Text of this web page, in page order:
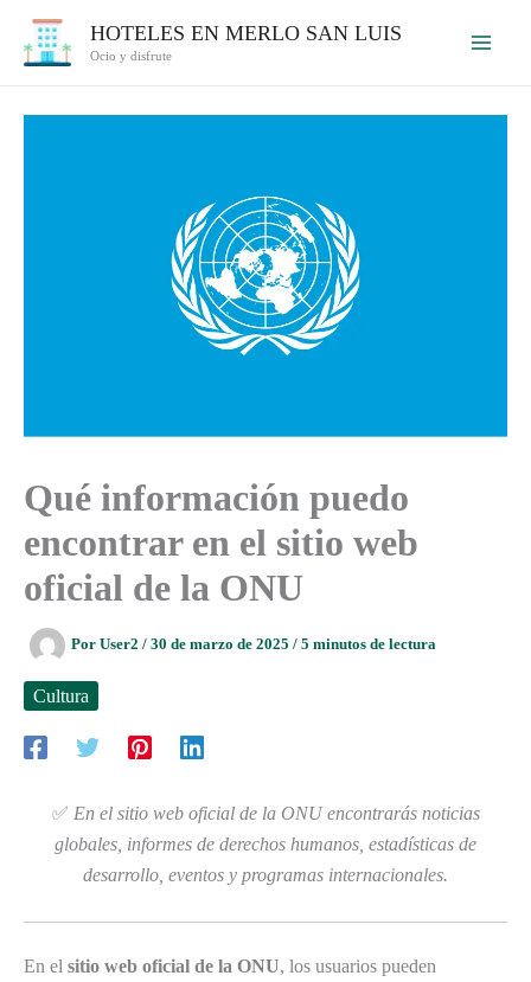
HOTELES EN MERLO SAN LUIS
Ocio y disfrute
Qué información puedo
encontrar en el sitio web
oficial de la ONU
Por User2 / 30 de marzo de 2025 / 5 minutos de lectura
Cultura
✅ En el sitio web oficial de la ONU encontrarás noticias
globales, informes de derechos humanos, estadísticas de
desarrollo, eventos y programas internacionales.
En el sitio web oficial de la ONU, los usuarios pueden